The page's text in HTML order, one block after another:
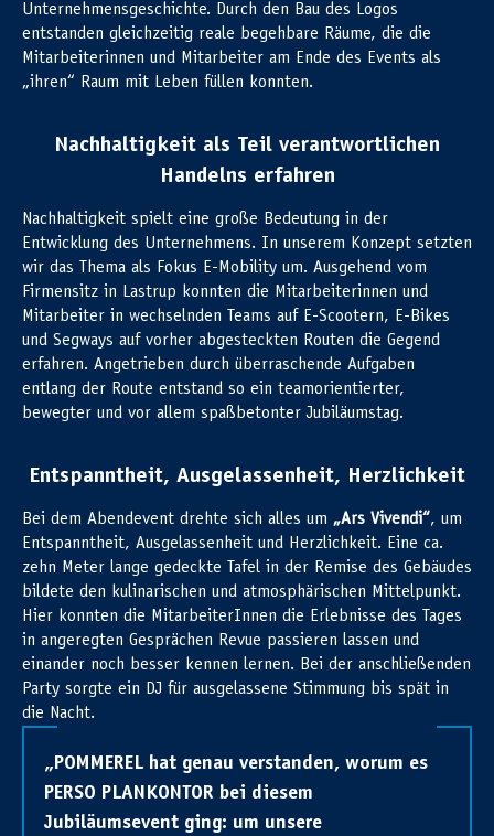
Unternehmensgeschichte. Durch den Bau des Logos
entstanden gleichzeitig reale begehbare Räume, die die
Mitarbeiterinnen und Mitarbeiter am Ende des Events als
„ihren“ Raum mit Leben füllen konnten.
Nachhaltigkeit als Teil verantwortlichen
Handelns erfahren
Nachhaltigkeit spielt eine große Bedeutung in der
Entwicklung des Unternehmens. In unserem Konzept setzten
wir das Thema als Fokus E-Mobility um. Ausgehend vom
Firmensitz in Lastrup konnten die Mitarbeiterinnen und
Mitarbeiter in wechselnden Teams auf E-Scootern, E-Bikes
und Segways auf vorher abgesteckten Routen die Gegend
erfahren. Angetrieben durch überraschende Aufgaben
entlang der Route entstand so ein teamorientierter,
bewegter und vor allem spaßbetonter Jubiläumstag.
Entspanntheit, Ausgelassenheit, Herzlichkeit
Bei dem Abendevent drehte sich alles um „Ars Vivendi“, um
Entspanntheit, Ausgelassenheit und Herzlichkeit. Eine ca.
zehn Meter lange gedeckte Tafel in der Remise des Gebäudes
bildete den kulinarischen und atmosphärischen Mittelpunkt.
Hier konnten die MitarbeiterInnen die Erlebnisse des Tages
in angeregten Gesprächen Revue passieren lassen und
einander noch besser kennen lernen. Bei der anschließenden
Party sorgte ein DJ für ausgelassene Stimmung bis spät in
die Nacht.
„POMMEREL hat genau verstanden, worum es
PERSO PLANKONTOR bei diesem
Jubiläumsevent ging: um unsere